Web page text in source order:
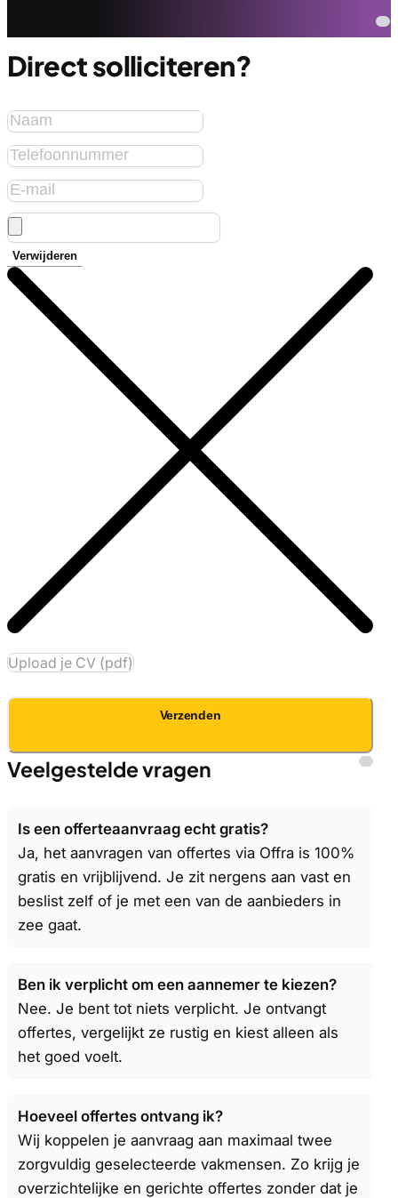
Direct solliciteren?
Verwijderen
Upload je CV (pdf)
Verzenden
Veelgestelde vragen
Is een offerteaanvraag echt gratis?
Ja, het aanvragen van offertes via Offra is 100%
gratis en vrijblijvend. Je zit nergens aan vast en
beslist zelf of je met een van de aanbieders in
zee gaat.
Ben ik verplicht om een aannemer te kiezen?
Nee. Je bent tot niets verplicht. Je ontvangt
offertes, vergelijkt ze rustig en kiest alleen als
het goed voelt.
Hoeveel offertes ontvang ik?
Wij koppelen je aanvraag aan maximaal twee
zorgvuldig geselecteerde vakmensen. Zo krijg je
overzichtelijke en gerichte offertes zonder dat je